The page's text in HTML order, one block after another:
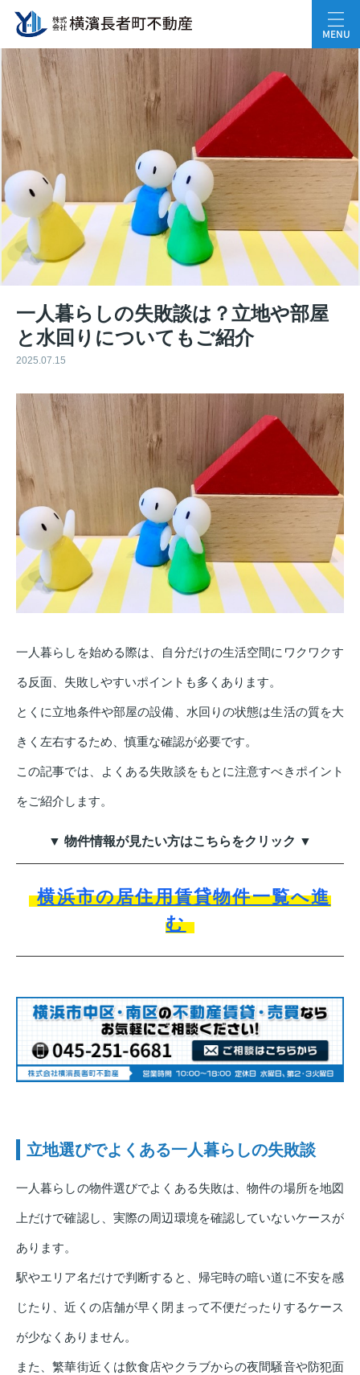
MENU
一人暮らしの失敗談は？立地や部屋
と水回りについてもご紹介
2025.07.15
一人暮らしを始める際は、自分だけの生活空間にワクワクす
る反面、失敗しやすいポイントも多くあります。
とくに立地条件や部屋の設備、水回りの状態は生活の質を大
きく左右するため、慎重な確認が必要です。
この記事では、よくある失敗談をもとに注意すべきポイント
をご紹介します。
▼ 物件情報が見たい方はこちらをクリック ▼
横浜市の居住用賃貸物件一覧へ進
む
立地選びでよくある一人暮らしの失敗談
一人暮らしの物件選びでよくある失敗は、物件の場所を地図
上だけで確認し、実際の周辺環境を確認していないケースが
あります。
駅やエリア名だけで判断すると、帰宅時の暗い道に不安を感
じたり、近くの店舗が早く閉まって不便だったりするケース
が少なくありません。
また、繁華街近くは飲食店やクラブからの夜間騒音や防犯面